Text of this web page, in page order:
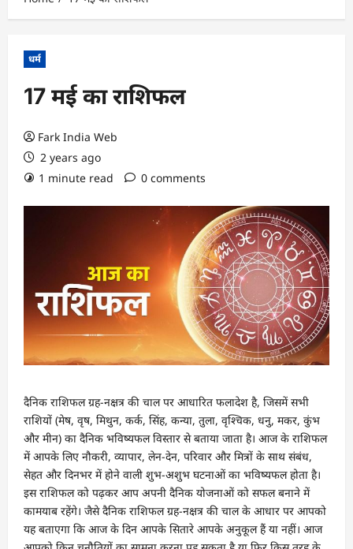
धर्म
17 मई का राशिफल
Fark India Web
2 years ago
1 minute read
0 comments
दैनिक राशिफल ग्रह-नक्षत्र की चाल पर आधारित फलादेश है, जिसमें सभी
राशियों (मेष, वृष, मिथुन, कर्क, सिंह, कन्या, तुला, वृश्चिक, धनु, मकर, कुंभ
और मीन) का दैनिक भविष्यफल विस्तार से बताया जाता है। आज के राशिफल
में आपके लिए नौकरी, व्यापार, लेन-देन, परिवार और मित्रों के साथ संबंध,
सेहत और दिनभर में होने वाली शुभ-अशुभ घटनाओं का भविष्यफल होता है।
इस राशिफल को पढ़कर आप अपनी दैनिक योजनाओं को सफल बनाने में
कामयाब रहेंगे। जैसे दैनिक राशिफल ग्रह-नक्षत्र की चाल के आधार पर आपको
यह बताएगा कि आज के दिन आपके सितारे आपके अनुकूल हैं या नहीं। आज